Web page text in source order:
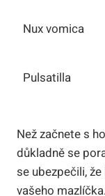
Nux vomica
Pulsatilla
Než začnete⁣ s
důkladně ⁣se
se ubezpečili,⁤
vašeho